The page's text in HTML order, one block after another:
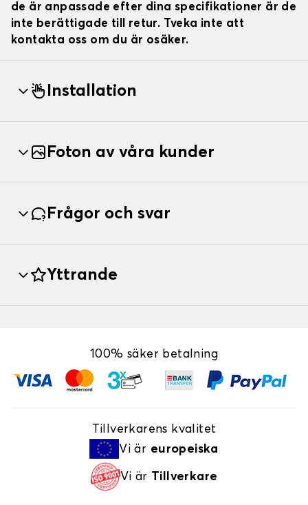
de är anpassade efter dina specifikationer är de
inte berättigade till retur. Tveka inte att
kontakta oss om du är osäker.
Installation
Foton av våra kunder
Frågor och svar
Yttrande
100% säker betalning
Tillverkarens kvalitet
Vi är europeiska
Vi är Tillverkare